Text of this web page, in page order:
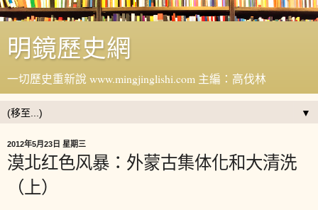
明鏡歷史網
一切歷史重新說 www.mingjinglishi.com 主編：高伐林
▼
2012年5月23日 星期三
漠北红色风暴：外蒙古集体化和大清洗
（上）